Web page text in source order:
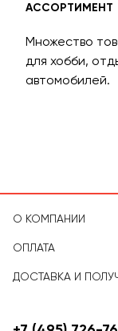
АССОРТИМЕНТ
Множество
для хобби,
автомобилей.
О КОМПАНИИ
ОПЛАТА
ДОСТАВКА И